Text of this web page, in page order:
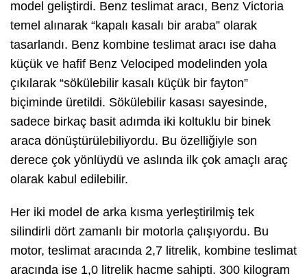
model geliştirdi. Benz teslimat aracı, Benz Victoria
temel alınarak “kapalı kasalı bir araba” olarak
tasarlandı. Benz kombine teslimat aracı ise daha
küçük ve hafif Benz Velociped modelinden yola
çıkılarak “sökülebilir kasalı küçük bir fayton”
biçiminde üretildi. Sökülebilir kasası sayesinde,
sadece birkaç basit adımda iki koltuklu bir binek
araca dönüştürülebiliyordu. Bu özelliğiyle son
derece çok yönlüydü ve aslında ilk çok amaçlı araç
olarak kabul edilebilir.
Her iki model de arka kısma yerleştirilmiş tek
silindirli dört zamanlı bir motorla çalışıyordu. Bu
motor, teslimat aracında 2,7 litrelik, kombine teslimat
aracında ise 1,0 litrelik hacme sahipti. 300 kilogram